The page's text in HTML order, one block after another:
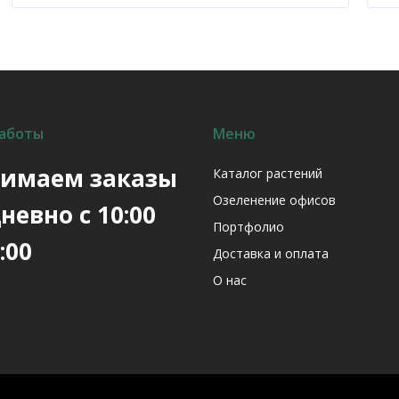
100 ₽.
заказы
с 10:00
Меню
Каталог растений
Озеленение офисов
Портфолио
Доставка и оплата
О нас